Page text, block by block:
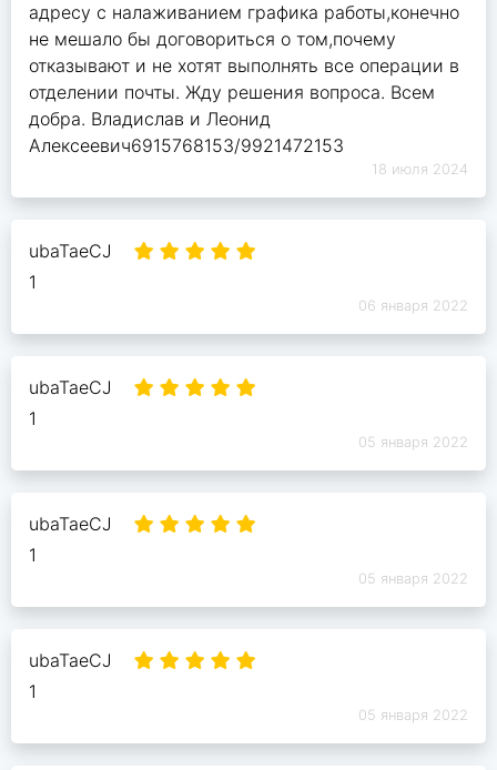
адресу с налаживанием графика работы,конечно
не мешало бы договориться о том,почему
отказывают и не хотят выполнять все операции в
отделении почты. Жду решения вопроса. Всем
добра. Владислав и Леонид
Алексеевич6915768153/9921472153
18 июля 2024
ubaTaeCJ
1
06 января 2022
ubaTaeCJ
1
05 января 2022
ubaTaeCJ
1
05 января 2022
ubaTaeCJ
1
05 января 2022